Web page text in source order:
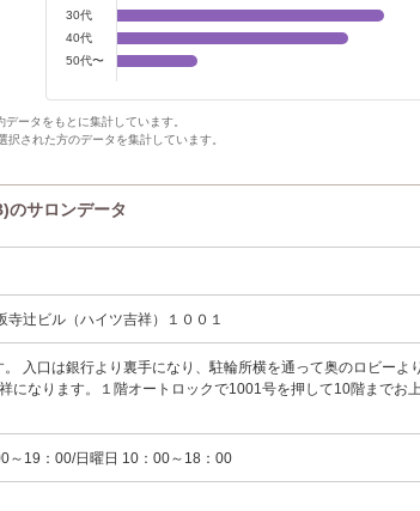
30代
40代
50代〜
ータをもとに集計しています。
された方のデータを集計しています。
のサロンデータ
辻ビル（ハイツ吉祥）１００１
入口は銀行より裏手になり、駐輪所横を通って奥のロビーよ
になります。１階オートロックで1001号を押して10階までお
～19：00/日曜日 10：00～18：00